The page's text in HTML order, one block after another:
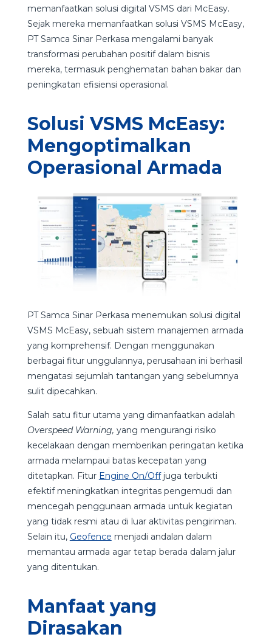
memanfaatkan solusi digital VSMS dari McEasy.
Sejak mereka memanfaatkan solusi VSMS McEasy,
PT Samca Sinar Perkasa mengalami banyak
transformasi perubahan positif dalam bisnis
mereka, termasuk penghematan bahan bakar dan
peningkatan efisiensi operasional.
Solusi VSMS McEasy:
Mengoptimalkan
Operasional Armada
PT Samca Sinar Perkasa menemukan solusi digital
VSMS McEasy, sebuah sistem manajemen armada
yang komprehensif. Dengan menggunakan
berbagai fitur unggulannya, perusahaan ini berhasil
mengatasi sejumlah tantangan yang sebelumnya
sulit dipecahkan.
Salah satu fitur utama yang dimanfaatkan adalah
Overspeed Warning, yang mengurangi risiko
kecelakaan dengan memberikan peringatan ketika
armada melampaui batas kecepatan yang
ditetapkan. Fitur Engine On/Offjuga terbukti
efektif meningkatkan integritas pengemudi dan
mencegah penggunaan armada untuk kegiatan
yang tidak resmi atau di luar aktivitas pengiriman.
Selain itu, Geofence menjadi andalan dalam
memantau armada agar tetap berada dalam jalur
yang ditentukan.
Manfaat yang
Dirasakan